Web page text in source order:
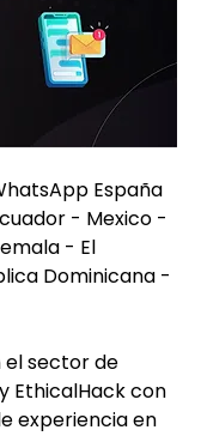
España
- Mexico -
- El
Dominicana -
el sector de
EthicalHack con
experiencia en